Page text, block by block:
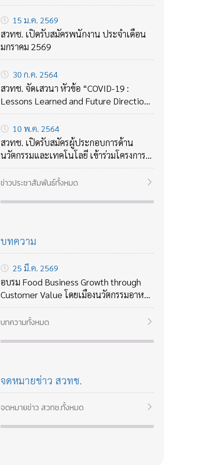
15 ม.ค. 2569
สวทช. เปิดรับสมัครพนักงาน ประจำเดือน
มกราคม 2569
30 ก.ค. 2564
สวทช. จัดเสวนา หัวข้อ “COVID-19 :
Lessons Learned and Future Directions
ถอดบทเรียนจาก COVID-19 กับแนวทาง
รับมือกับโรคร้ายใหม่ๆในอนาคต
10 พ.ค. 2564
สวทช. เปิดรับสมัครผู้ประกอบการด้าน
นวัตกรรมและเทคโนโลยี เข้าร่วมโครงการ
บ่มเพาะธุรกิจเทคโนโลยี ปี 2564
ข่าวประชาสัมพันธ์ทั้งหมด
บทความ
25 มี.ค. 2569
อบรม Food Business Growth through
Customer Value โดยเมืองนวัตกรรมอาหาร
สวทช เรียนรู้การวิเคราะห์ลูกค้า สร้างคุณค่า
และกลยุทธ์เติบโตธุรกิจอาหาร 14–15 พ.ค.
บทความทั้งหมด
จดหมายข่าว สวทช.
จดหมายข่าว สวทช.ทั้งหมด